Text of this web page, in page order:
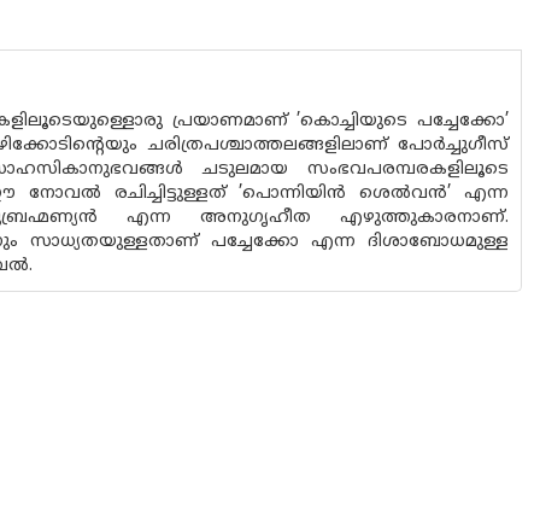
പ്രയാണമാണ് ’കൊച്ചിയുടെ പച്ചേക്കോ’
ചരിത്രപശ്ചാത്തലങ്ങളിലാണ് പോർച്ചുഗീസ്
ചടുലമായ സംഭവപരമ്പരകളിലൂടെ
നോവൽ രചിച്ചിട്ടുള്ളത് ’പൊന്നിയിൻ ശെൽവൻ’ എന്ന
സുബ്രഹ്മണ്യൻ എന്ന അനുഗൃഹീത എഴുത്തുകാരനാണ്.
സാധ്യതയുള്ളതാണ് പച്ചേക്കോ എന്ന ദിശാബോധമുള്ള